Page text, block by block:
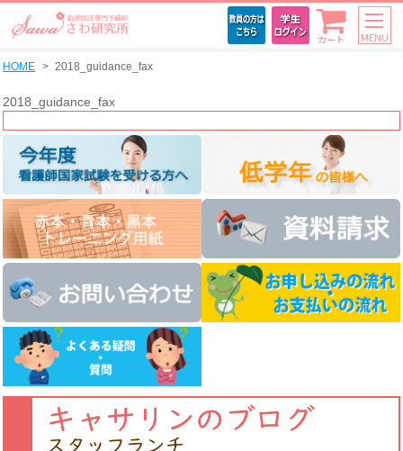
カート MENU
HOME 2018_guidance_fax
2018_guidance_fax